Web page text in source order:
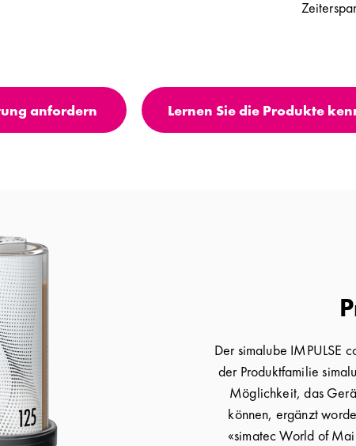
anfordern Lernen Sie die Produkte
Der simalube IMPULSE
der Produktfamilie
Möglichkeit, das
können, ergänzt
«simatec World of